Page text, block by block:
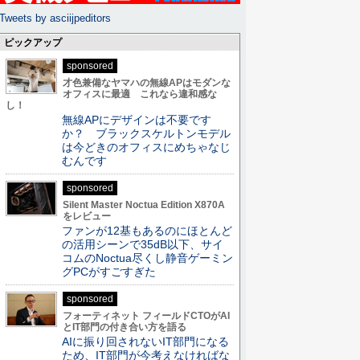
Tweets by asciijpeditors
ピックアップ
sponsored
才色兼備なヤマハの無線APはモダンな
オフィスに最適 これなら違和感な
し！
無線APにデザインは不要です
か？ ブラックスケルトンモデル
は今どきのオフィスにめちゃなじ
むんです
sponsored
Silent Master Noctua Edition X870A
をレビュー
ファンが12基もあるのにほとんど
の活用シーンで35dB以下、サイ
コムのNoctua尽くし静音ゲーミン
グPCがすごすぎた
sponsored
フォーティネット フィールドCTOがAI
とIT部門の付き合い方を語る
AIに振り回されないIT部門になる
ため、IT部門が今考えなければな